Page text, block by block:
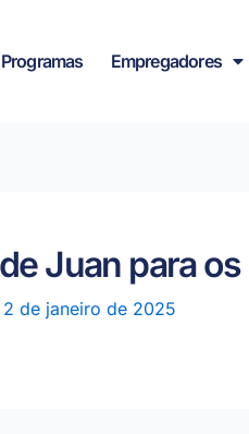
Programas Empregadores
Juan para
2 de janeiro de 2025